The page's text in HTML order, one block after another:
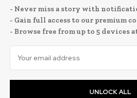
- Never miss a story with
- Gain full access to our premium
- Browse free from up to 5 devices
UNLOCK ALL